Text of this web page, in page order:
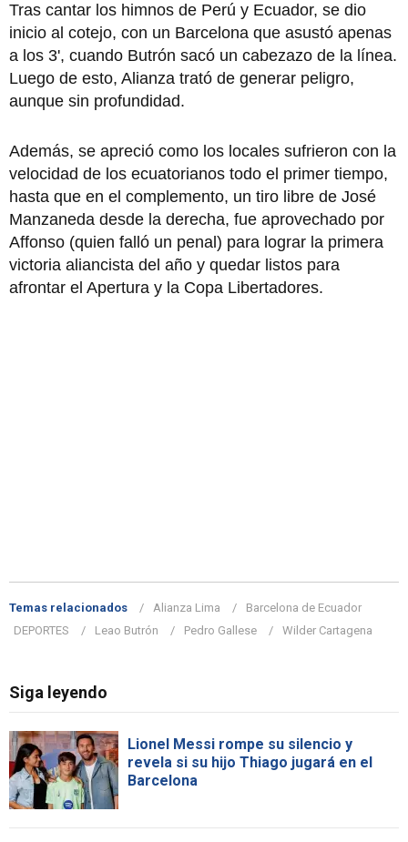
Tras cantar los himnos de Perú y Ecuador, se dio
inicio al cotejo, con un Barcelona que asustó apenas
a los 3', cuando Butrón sacó un cabezazo de la línea.
Luego de esto, Alianza trató de generar peligro,
aunque sin profundidad.
Además, se apreció como los locales sufrieron con la
velocidad de los ecuatorianos todo el primer tiempo,
hasta que en el complemento, un tiro libre de José
Manzaneda desde la derecha, fue aprovechado por
Affonso (quien falló un penal) para lograr la primera
victoria aliancista del año y quedar listos para
afrontar el Apertura y la Copa Libertadores.
Temas relacionados Alianza Lima
Barcelona de Ecuador
DEPORTES
Leao Butrón Pedro Gallese Wilder Cartagena
Siga leyendo
Lionel Messi rompe su silencio y
revela si su hijo Thiago jugará en el
Barcelona